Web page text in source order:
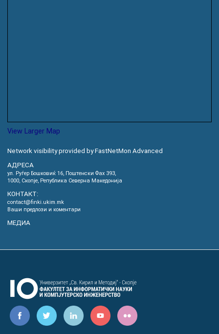
View Larger Map
Network visibility provided by FastNetMon Advanced
АДРЕСА
ул. Руѓер Бошковиќ 16, Пoштенски Фах 393,
1000, Скопје, Република Северна Македонија
КОНТАКТ:
contact@finki.ukim.mk
Ваши предлози и коментари
МЕДИА